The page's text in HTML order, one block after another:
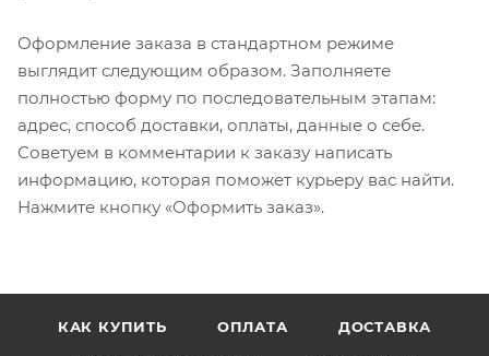
Оформление заказа в стандартном режиме
выглядит следующим образом. Заполняете
полностью форму по последовательным этапам:
адрес, способ доставки, оплаты, данные о себе.
Советуем в комментарии к заказу написать
информацию, которая поможет курьеру вас найти.
Нажмите кнопку «Оформить заказ».
КАК КУПИТЬ ОПЛАТА ДОСТАВКА